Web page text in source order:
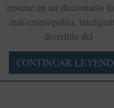
resume en un diccionario
más cosmopolita,
divertida del
‘El
mundo
CONTINUAR